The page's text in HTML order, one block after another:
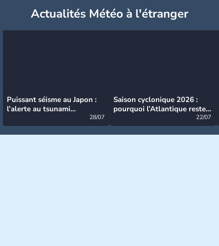
Actualités Météo à l'étranger
Puissant séisme au Japon :
l’alerte au tsunami
28/07
Saison cyclonique 2026 :
pourquoi l’Atlantique reste
22/07